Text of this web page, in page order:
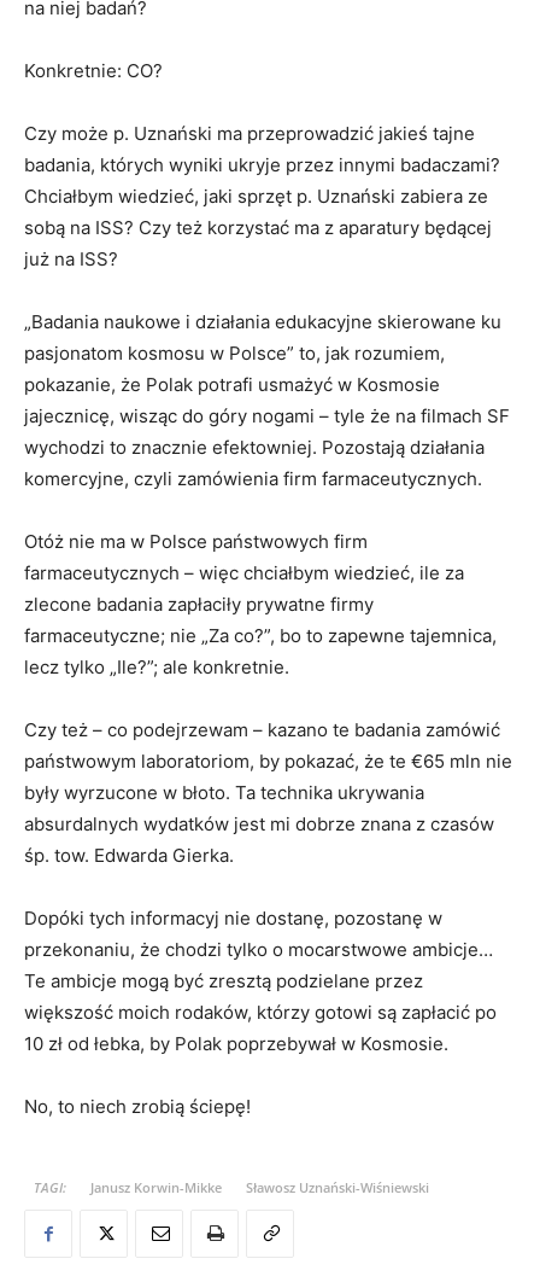
na niej badań?
Konkretnie: CO?
Czy może p. Uznański ma przeprowadzić jakieś tajne
badania, których wyniki ukryje przez innymi badaczami?
Chciałbym wiedzieć, jaki sprzęt p. Uznański zabiera ze
sobą na ISS? Czy też korzystać ma z aparatury będącej
już na ISS?
„Badania naukowe i działania edukacyjne skierowane ku
pasjonatom kosmosu w Polsce” to, jak rozumiem,
pokazanie, że Polak potrafi usmażyć w Kosmosie
jajecznicę, wisząc do góry nogami – tyle że na filmach SF
wychodzi to znacznie efektowniej. Pozostają działania
komercyjne, czyli zamówienia firm farmaceutycznych.
Otóż nie ma w Polsce państwowych firm
farmaceutycznych – więc chciałbym wiedzieć, ile za
zlecone badania zapłaciły prywatne firmy
farmaceutyczne; nie „Za co?”, bo to zapewne tajemnica,
lecz tylko „Ile?”; ale konkretnie.
Czy też – co podejrzewam – kazano te badania zamówić
państwowym laboratoriom, by pokazać, że te €65 mln nie
były wyrzucone w błoto. Ta technika ukrywania
absurdalnych wydatków jest mi dobrze znana z czasów
śp. tow. Edwarda Gierka.
Dopóki tych informacyj nie dostanę, pozostanę w
przekonaniu, że chodzi tylko o mocarstwowe ambicje…
Te ambicje mogą być zresztą podzielane przez
większość moich rodaków, którzy gotowi są zapłacić po
10 zł od łebka, by Polak poprzebywał w Kosmosie.
No, to niech zrobią ściepę!
TAGI: Janusz Korwin-Mikke Sławosz Uznański-Wiśniewski